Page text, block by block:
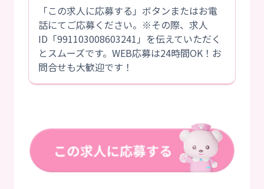
「この求人に応募する」ボタンまたはお電
話にてご応募ください。※その際、求人
ID「991103008603241」を伝えていただく
とスムーズです。WEB応募は24時間OK！お
問合せも大歓迎です！